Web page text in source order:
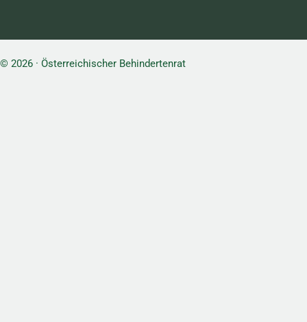
© 2026 · Österreichischer Behindertenrat